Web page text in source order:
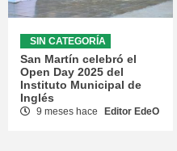
SIN CATEGORÍA
San Martín celebró el
Open Day 2025 del
Instituto Municipal de
Inglés
9 meses hace Editor EdeO